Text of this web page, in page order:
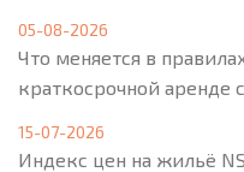
05-08-2026
Что меняется в
краткосрочной аренде
15-07-2026
Индекс цен на жильё